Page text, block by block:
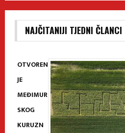
NAJČITANIJI TJEDNI ČLANCI
OTVOREN
JE
MEĐIMUR
SKOG
KURUZN